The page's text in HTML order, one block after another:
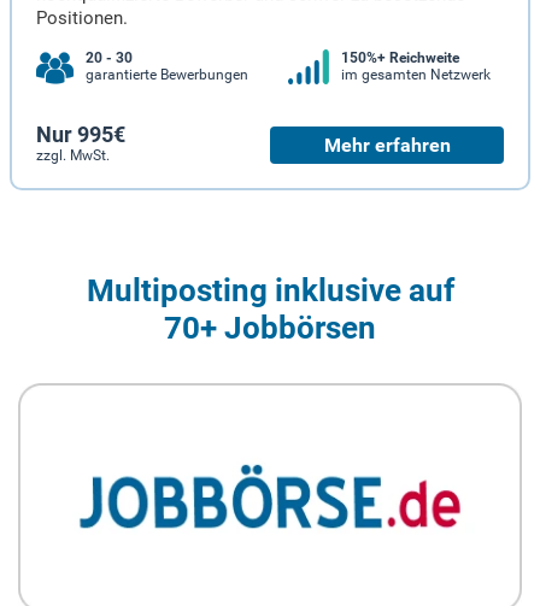
Positionen.
20 - 30
garantierte Bewerbungen
150%+ Reichweite
im gesamten Netzwerk
Nur 995€
zzgl. MwSt. Mehr erfahren
Multiposting inklusive auf
70+ Jobbörsen